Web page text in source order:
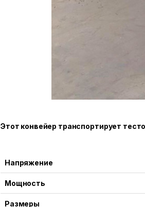
Этот конвейер транспортирует
Напряжение
Мощность
Размеры